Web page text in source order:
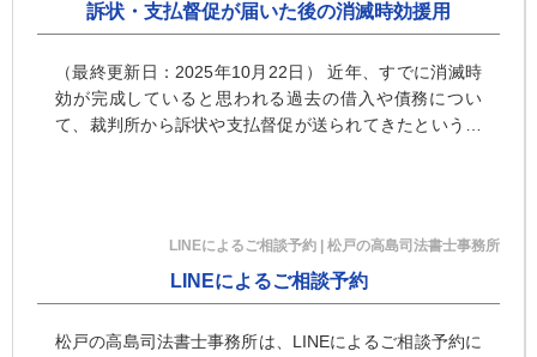
訴状・支払督促が届いた後の消滅時効援用
（最終更新日：2025年10月22日） 近年、すでに消滅時
効が完成していると思われる過去の借入や債務につい
て、裁判所から訴状や支払督促が送られてきたというご
LINEによるご相談予約 | 松戸の高島司法書士事務所
LINEによるご相談予約
松戸の高島司法書士事務所は、LINEによるご相談予約に